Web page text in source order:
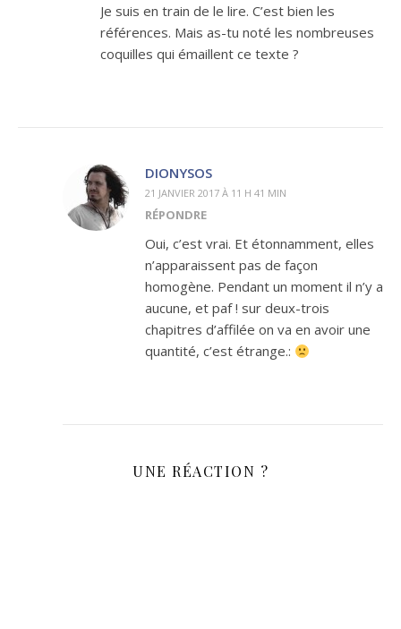
Je suis en train de le lire. C’est bien les
références. Mais as-tu noté les nombreuses
coquilles qui émaillent ce texte ?
DIONYSOS
21 JANVIER 2017 À 11 H 41 MIN
RÉPONDRE
Oui, c’est vrai. Et étonnamment, elles
n’apparaissent pas de façon
homogène. Pendant un moment il n’y a
aucune, et paf ! sur deux-trois
chapitres d’affilée on va en avoir une
quantité, c’est étrange.:
UNE RÉACTION ?